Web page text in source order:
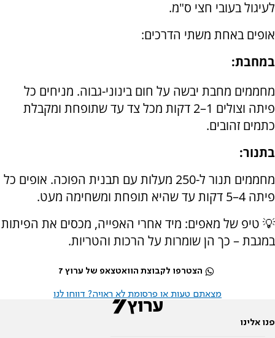
לעיגול בעובי חצי ס"מ.
אופים באחת משתי הדרכים:
במחבת:
מחממים מחבת יבשה על חום בינוני-גבוה. מניחים כל
פיתה וצולים 1–2 דקות מכל צד עד שתופחת ומקבלת
כתמים זהובים.
בתנור:
מחממים תנור ל-250 מעלות עם תבנית הפוכה. אופים כל
פיתה 4–5 דקות עד שהיא תופחת ומשחימה מעט.
💡 טיפ של מאפים: מיד אחרי האפייה, מכסים את הפיתות
במגבת – כך הן שומרות על הרכות והטריות.
הצטרפו לקבוצת הוואטצאפ של ערוץ 7
מצאתם טעות או פרסומת לא ראויה? דווחו לנו
פנו אלינו